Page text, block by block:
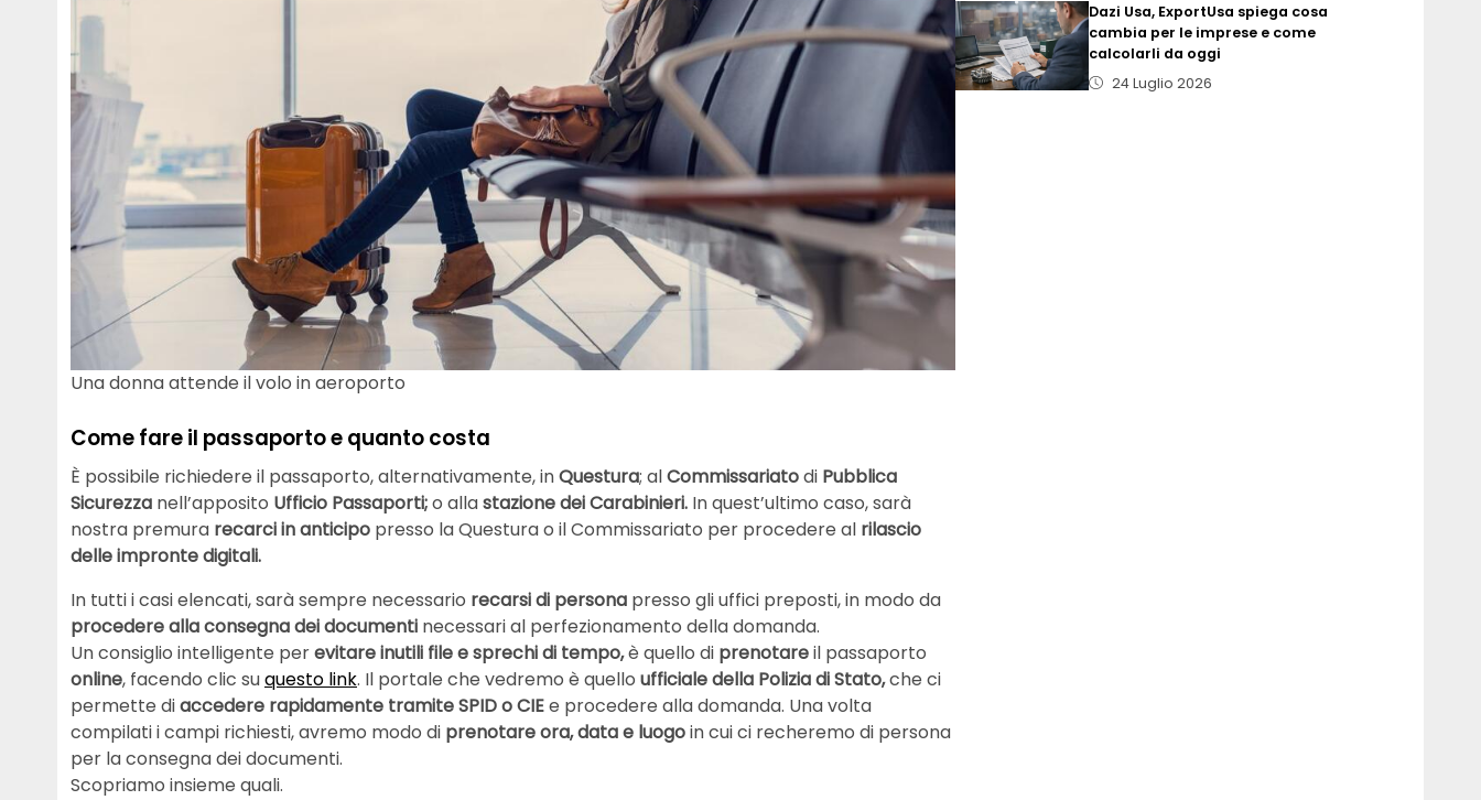
Una donna attende il volo in aeroporto
Come fare il passaporto e quanto costa
È possibile richiedere il passaporto, alternativamente, inQuestura; alCommissariatodi Pubblica
Sicurezza nell’apposito Ufficio Passaporti;o allastazione dei Carabinieri. In quest’ultimo caso, sarà
nostra premura recarci in anticipo presso la Questura o il Commissariato per procedere al rilascio
delle impronte digitali.
In tutti i casi elencati, sarà sempre necessario recarsi di persona presso gli uffici preposti, in modo da
procedere alla consegna dei documenti necessari al perfezionamento della domanda.
Un consiglio intelligente perevitare inutili file e sprechi di tempo,è quello di prenotareil passaporto
online, facendo clic suquesto link. Il portale che vedremo è quello ufficiale della Polizia di Stato,che ci
permette diaccedere rapidamente tramite SPID o CIEe procedere alla domanda. Una volta
compilati i campi richiesti, avremo modo di prenotareora, data e luogoin cui ci recheremo di persona
per la consegna dei documenti.
Scopriamo insieme quali.
Dazi Usa, ExportUsa spiega cosa
cambia per le imprese e come
calcolarli da oggi
24 Luglio 2026